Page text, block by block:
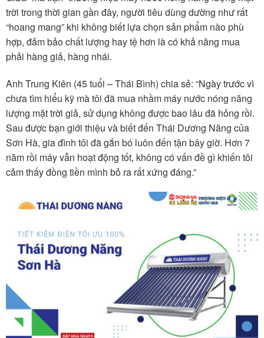
trời trong thời gian gần đây, người tiêu dùng dường như rất
“hoang mang” khi không biết lựa chọn sản phẩm nào phù
hợp, đảm bảo chất lượng hay tệ hơn là có khả năng mua
phải hàng giả, hàng nhái.
Anh Trung Kiên (45 tuổi – Thái Bình) chia sẻ: “Ngày trước vì
chưa tìm hiểu kỹ mà tôi đã mua nhầm máy nước nóng năng
lượng mặt trời giả, sử dụng không được bao lâu đã hỏng rồi.
Sau được bạn giới thiệu và biết đến Thái Dương Năng của
Sơn Hà, gia đình tôi đã gắn bó luôn đến tận bây giờ. Hơn 7
năm rồi máy vẫn hoạt động tốt, không có vấn đề gì khiến tôi
cảm thấy đồng tiền mình bỏ ra rất xứng đáng.”